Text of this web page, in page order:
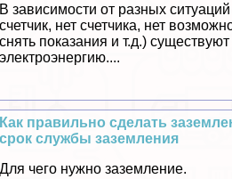
В зависимости от разных ситуаций
счетчик, нет счетчика, нет
снять показания и т.д.)
электроэнергию....
Как правильно сделать
срок службы заземления
Для чего нужно заземление.